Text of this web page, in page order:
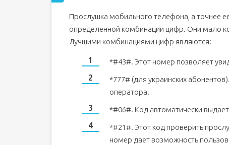
Прослушка мобильного телефона, а точнее
определенной комбинации цифр. Они мало
Лучшими комбинациями цифр являются:
*#43#. Этот номер позволяет
*777# (для украинских
оператора.
*#06#. Код автоматически
*#21#. Этот код проверить
номер дает возможность